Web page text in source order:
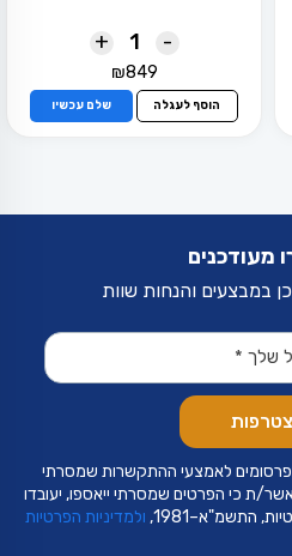
-
+
₪849
הוסף לעגלה שלם עכשיו
מעודכנים
במבצעים והנחות שוות
לאמצעי ההתקשרות שמסרתי
ת כי הפרטים שמסרתי ייאספו, יעובדו
התשמ"א–1981,
ולמדיניות הפרטיות